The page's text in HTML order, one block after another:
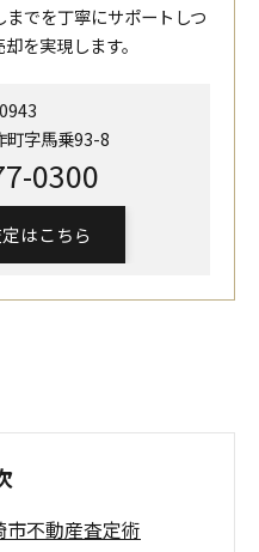
でを丁寧にサポートしつ
を実現します。
町字馬乗93-8
0300
はこちら
不動産査定術